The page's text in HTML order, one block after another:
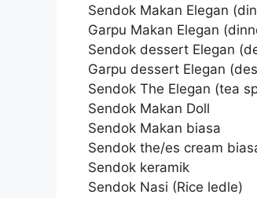
Sendok Makan Elegan
Garpu Makan Elegan
Sendok dessert Elegan
Garpu dessert Elegan
Sendok The Elegan (tea
Sendok Makan Doll
Sendok Makan biasa
Sendok the/es cream
Sendok keramik
Sendok Nasi (Rice ledle)